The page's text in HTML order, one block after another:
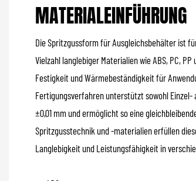
MATERIALEINFÜHRUNG
Die Spritzgussform für Ausgleichsbehälter ist
Vielzahl langlebiger Materialien wie ABS, PC,
Festigkeit und Wärmebeständigkeit für
Fertigungsverfahren unterstützt sowohl
±0,01 mm und ermöglicht so eine
Spritzgusstechnik und -materialien erfüllen
Langlebigkeit und Leistungsfähigkeit in